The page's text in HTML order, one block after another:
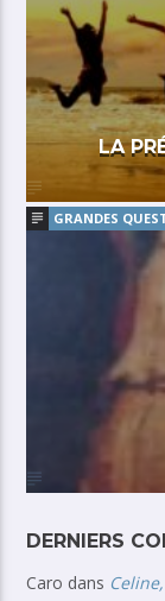
LA
GRANDES
DERNIERS
Caro dans